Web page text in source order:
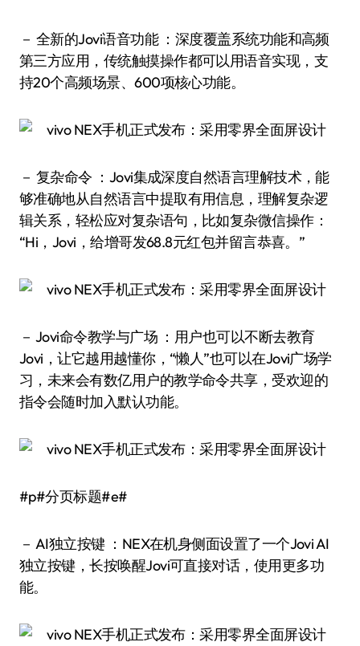
－ 全新的Jovi语音功能 ：深度覆盖系统功能和高频
第三方应用，传统触摸操作都可以用语音实现，支
持20个高频场景、600项核心功能。
－ 复杂命令 ：Jovi集成深度自然语言理解技术，能
够准确地从自然语言中提取有用信息，理解复杂逻
辑关系，轻松应对复杂语句，比如复杂微信操作：
“Hi，Jovi，给增哥发68.8元红包并留言恭喜。”
－ Jovi命令教学与广场 ：用户也可以不断去教育
Jovi，让它越用越懂你，“懒人”也可以在Jovi广场学
习，未来会有数亿用户的教学命令共享，受欢迎的
指令会随时加入默认功能。
#p#分页标题#e#
－ AI独立按键 ：NEX在机身侧面设置了一个Jovi AI
独立按键，长按唤醒Jovi可直接对话，使用更多功
能。